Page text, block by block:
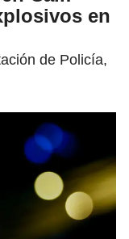
en
de Policía,